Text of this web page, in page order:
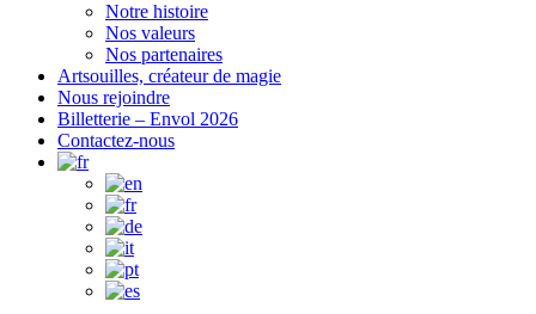
Notre histoire
Nos valeurs
Nos partenaires
Artsouilles, créateur de magie
Nous rejoindre
Billetterie – Envol 2026
Contactez-nous